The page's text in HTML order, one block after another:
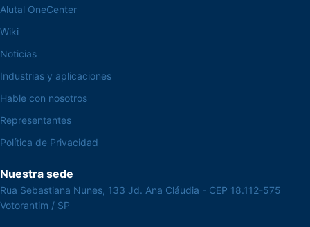
Alutal OneCenter
Wiki
Noticias
Industrias y aplicaciones
Hable con nosotros
Representantes
Política de Privacidad
Nuestra sede
Rua Sebastiana Nunes, 133 Jd. Ana Cláudia - CEP 18.112-575
Votorantim / SP